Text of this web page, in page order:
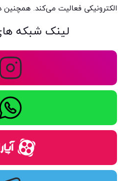
الکترونیکی فعالیت می‌کند.
لینک شبکه